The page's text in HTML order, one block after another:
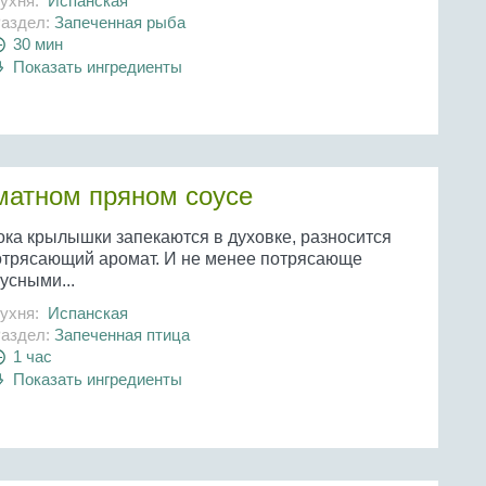
Запеченная рыба
30 мин
Показать ингредиенты
пряном соусе
крылышки запекаются в духовке, разносится
аромат. И не менее потрясающе
Испанская
Запеченная птица
1 час
Показать ингредиенты